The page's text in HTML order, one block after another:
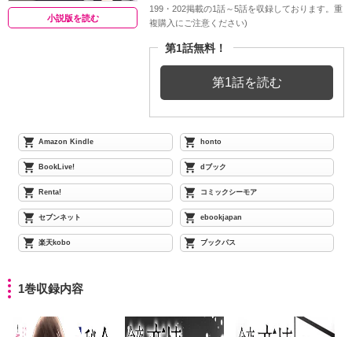
小説版を読む
199・202掲載の1話～5話を収録しております。重
複購入にご注意ください)
第1話無料！
第1話を読む
Amazon Kindle honto
BookLive! dブック
Renta! コミックシーモア
セブンネット ebookjapan
楽天kobo ブックパス
1巻収録内容